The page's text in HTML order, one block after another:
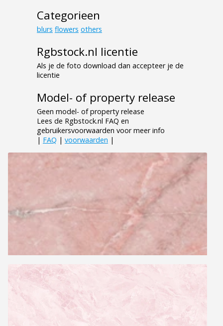
Categorieen
blurs flowers others
Rgbstock.nl licentie
Als je de foto download dan accepteer je de
licentie
Model- of property release
Geen model- of property release
Lees de Rgbstock.nl FAQ en
gebruikersvoorwaarden voor meer info
| FAQ | voorwaarden |